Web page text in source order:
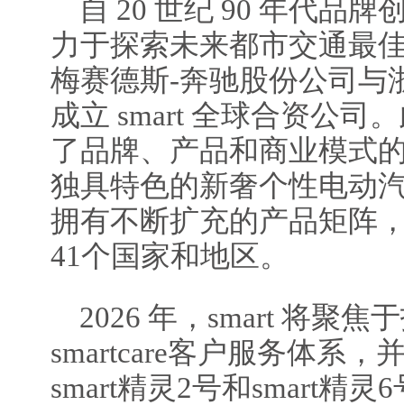
自 20 世纪 90 年代品牌
力于探索未来都市交通最
梅赛德斯-奔驰股份公司与
成立 smart 全球合资公司
了品牌、产品和商业模式
独具特色的新奢个性电动
拥有不断扩充的产品矩阵
41个国家和地区。
2026 年，smart 将聚焦
smartcare客户服务体系，
smart精灵2号和smart精灵